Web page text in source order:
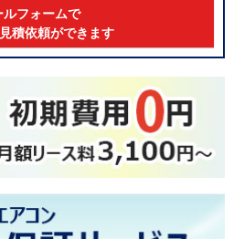
ルフォームで
積依頼ができます